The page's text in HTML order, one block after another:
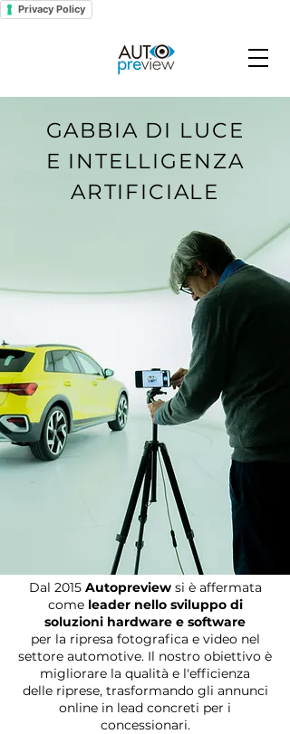
Privacy Policy
GABBIA DI LUCE
E INTELLIGENZA
ARTIFICIALE
Dal 2015 Autopreview si è affermata
come leader nello sviluppo di
soluzioni hardware e software
per la ripresa fotografica e video nel
settore automotive. Il nostro obiettivo è
migliorare la qualità e l'efficienza
delle riprese, trasformando gli annunci
online in lead concreti per i
concessionari.